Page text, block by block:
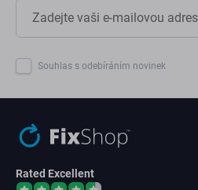
Souhlas s odebíráním novinek
Rated Excellent